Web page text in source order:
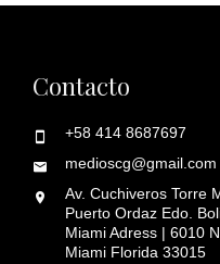
Contacto
+58 414 8687697
medioscg@gmail.com
Av. Cuchiveros Torre
Puerto Ordaz Edo.
Miami Adress | 6010
Miami Florida 33015